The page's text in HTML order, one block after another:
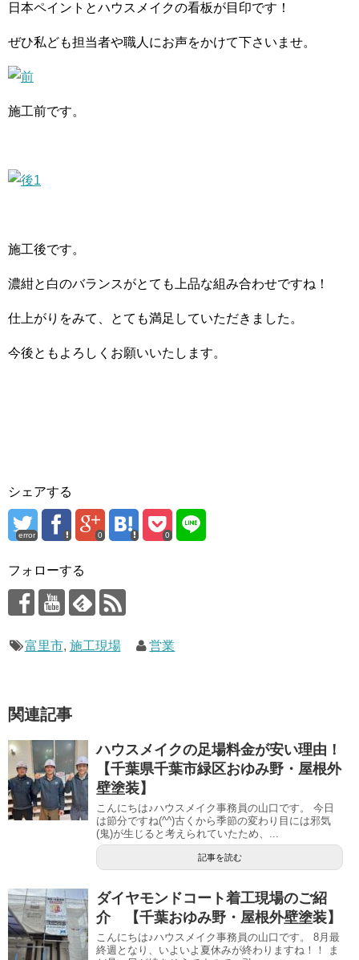
日本ペイントとハウスメイクの看板が目印です！
ぜひ私ども担当者や職人にお声をかけて下さいませ。
施工前です。
施工後です。
濃紺と白のバランスがとても上品な組み合わせですね！
仕上がりをみて、とても満足していただきました。
今後ともよろしくお願いいたします。
シェアする
error 0 0
フォローする
富里市, 施工現場 営業
関連記事
ハウスメイクの足場料金が安い理由！
【千葉県千葉市緑区おゆみ野・屋根外
壁塗装】
こんにちは♪ハウスメイク事務員の山口です。 今日
は節分ですね(^^)古くから季節の変わり目には邪気
(鬼)が生じると考えられていたため、...
記事を読む
ダイヤモンドコート着工現場のご紹
介 【千葉おゆみ野・屋根外壁塗装】
こんにちは♪ハウスメイク事務員の山口です。 8月最
終週となり、いよいよ夏休みが終わりますね！！ ま